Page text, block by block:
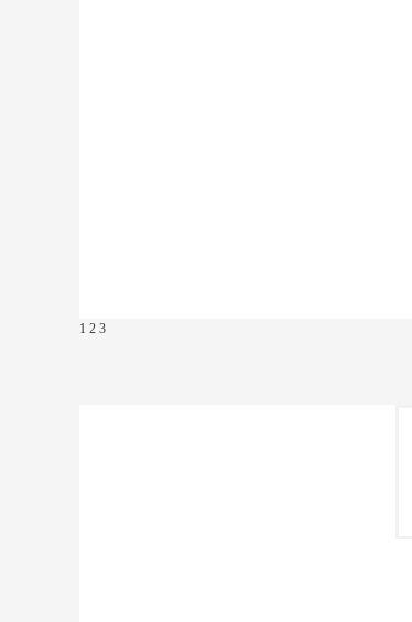
1 2 3